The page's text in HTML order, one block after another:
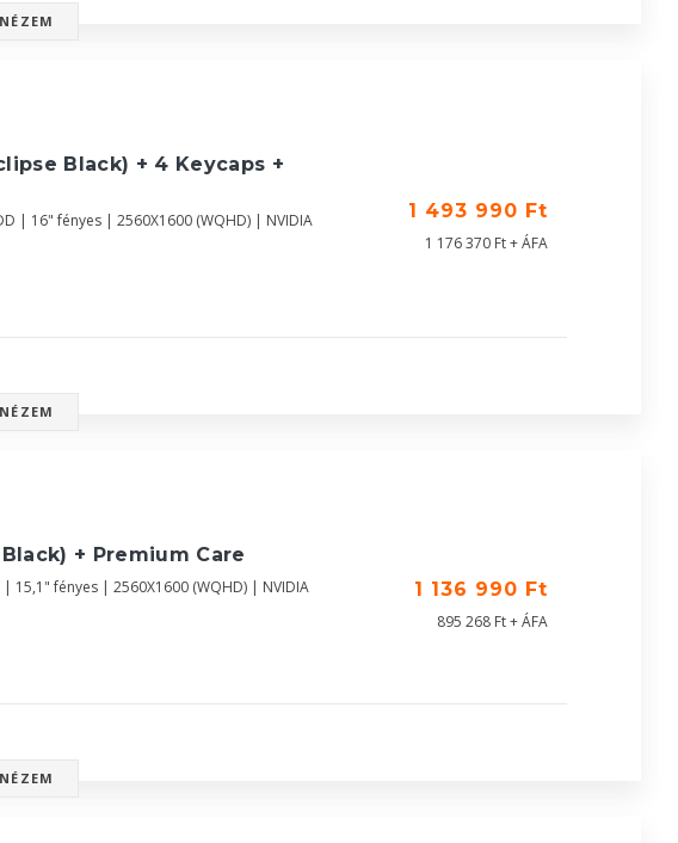
Black) + 4 Keycaps +
| 16" fényes | 2560X1600 (WQHD) | NVIDIA
1 493 990 Ft
1 176 370 Ft + ÁFA
Black) + Premium Care
15,1" fényes | 2560X1600 (WQHD) | NVIDIA
1 136 990 Ft
895 268 Ft + ÁFA